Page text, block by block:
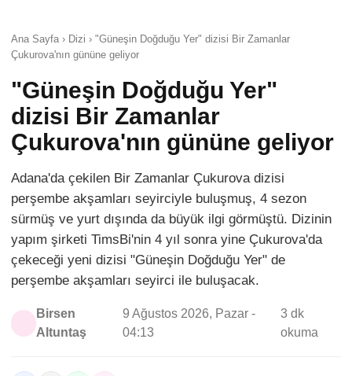
Ana Sayfa › Dizi › "Güneşin Doğduğu Yer" dizisi Bir Zamanlar
Çukurova'nın gününe geliyor
"Güneşin Doğduğu Yer"
dizisi Bir Zamanlar
Çukurova'nın gününe geliyor
Adana'da çekilen Bir Zamanlar Çukurova dizisi
perşembe akşamları seyirciyle buluşmuş, 4 sezon
sürmüş ve yurt dışında da büyük ilgi görmüştü. Dizinin
yapım şirketi TimsBi'nin 4 yıl sonra yine Çukurova'da
çekeceği yeni dizisi "Güneşin Doğduğu Yer" de
perşembe akşamları seyirci ile buluşacak.
Birsen
Altuntaş
9 Ağustos 2026, Pazar -
04:13
3 dk
okuma